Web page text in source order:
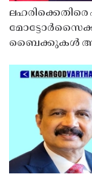
ബൈക്കുകൾ